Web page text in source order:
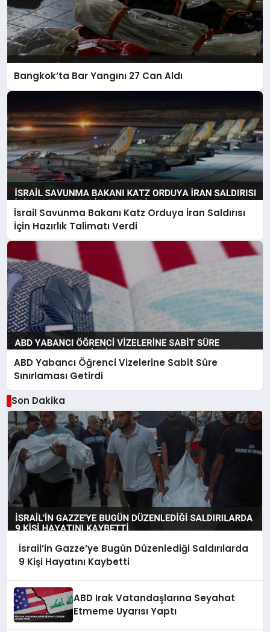
Bangkok’ta Bar Yangını 27 Can Aldı
İsrail Savunma Bakanı Katz Orduya İran Saldırısı
İçin Hazırlık Talimatı Verdi
ABD Yabancı Öğrenci Vizelerine Sabit Süre
Sınırlaması Getirdi
Son Dakika
İsrail’in Gazze’ye Bugün Düzenlediği Saldırılarda
9 Kişi Hayatını Kaybetti
ABD Irak Vatandaşlarına Seyahat
Etmeme Uyarısı Yaptı